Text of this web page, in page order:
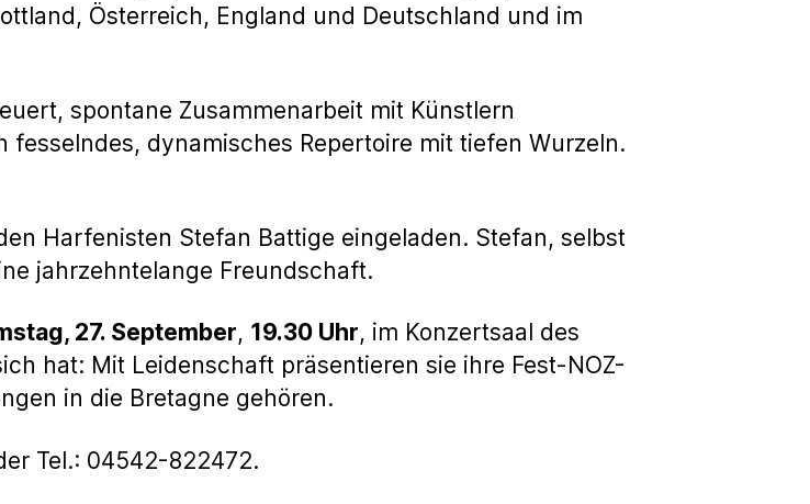
Österreich, England und Deutschland und im
spontane Zusammenarbeit mit Künstlern
dynamisches Repertoire mit tiefen Wurzeln.
Harfenisten Stefan Battige eingeladen. Stefan, selbst
jahrzehntelange Freundschaft.
27. September, 19.30 Uhr, im Konzertsaal des
hat: Mit Leidenschaft präsentieren sie ihre Fest-NOZ-
in die Bretagne gehören.
Tel.: 04542-822472.